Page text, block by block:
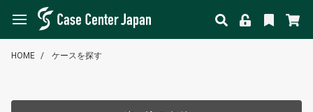
HOME ケースを探す